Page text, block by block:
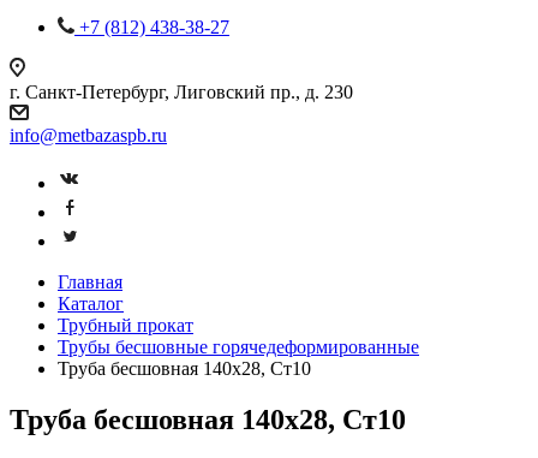
+7 (812) 438-38-27
г. Санкт-Петербург, Лиговский пр., д. 230
info@metbazaspb.ru
Главная
Каталог
Трубный прокат
Трубы бесшовные горячедеформированные
Труба бесшовная 140х28, Ст10
Труба бесшовная 140х28, Ст10